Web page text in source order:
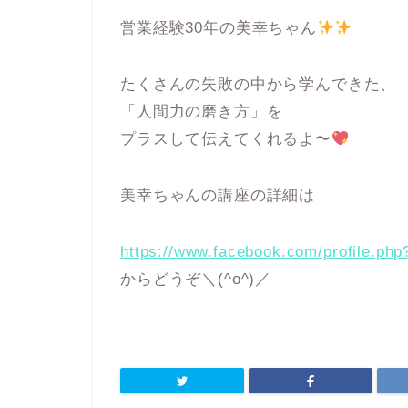
営業経験30年の美幸ちゃん
たくさんの失敗の中から学んできた、
「人間力の磨き方」を
プラスして伝えてくれるよ〜
美幸ちゃんの講座の詳細は
https://www.facebook.com/
からどうぞ＼(^o^)／